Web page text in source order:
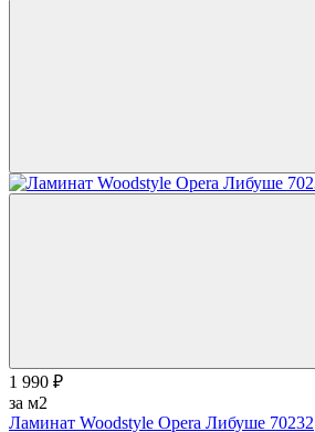
1 990 ₽
за м2
Ламинат Woodstyle Opera Либуше 70232